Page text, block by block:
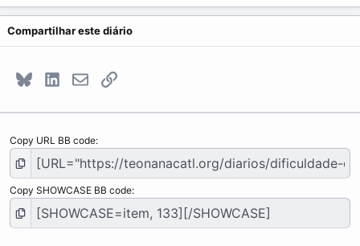
Compartilhar este diário
Bluesky LinkedInE-mailLink
Copy URL BB code
Copy SHOWCASE BB code